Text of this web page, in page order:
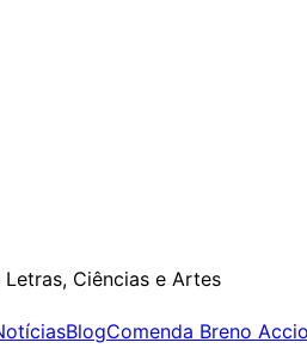
Ciências e Artes
BlogComenda Breno